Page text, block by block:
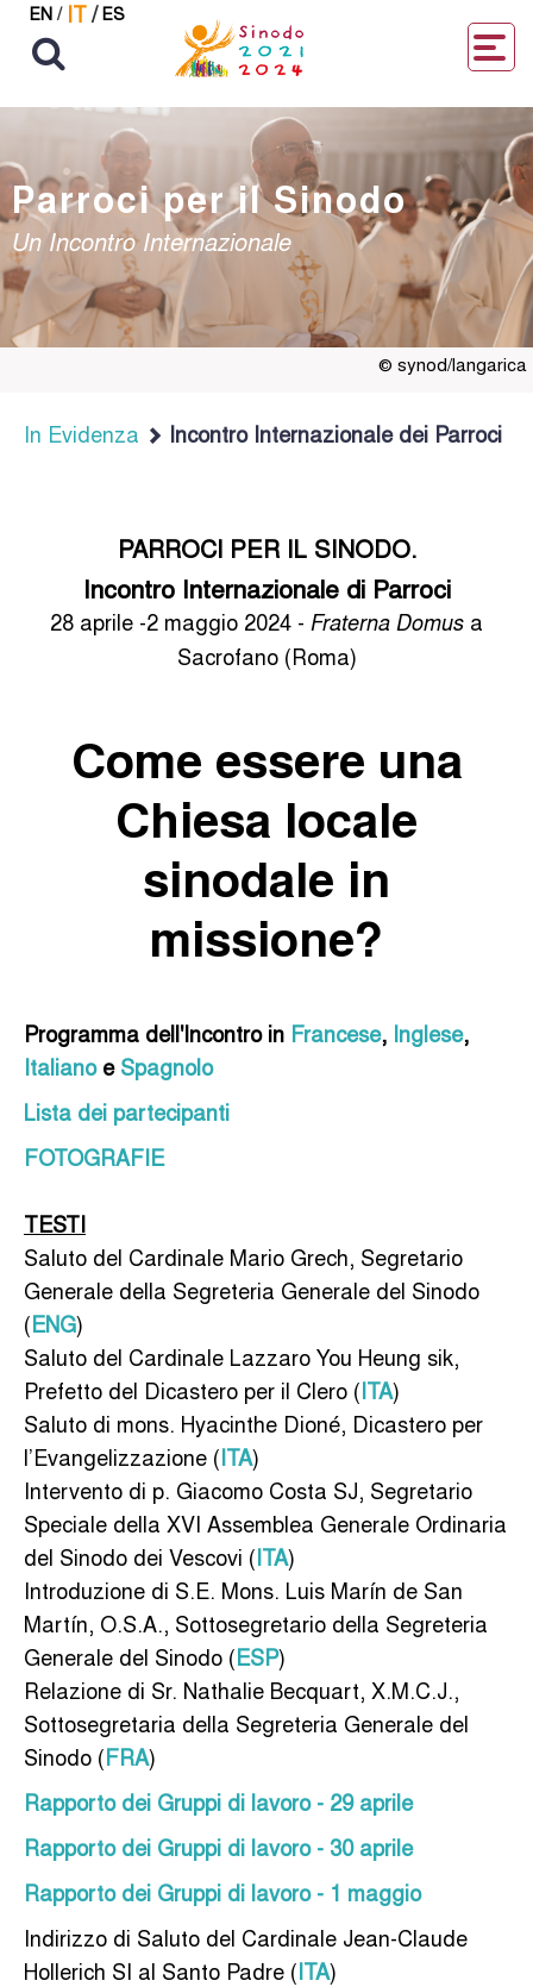
EN / IT/ ES
Parroci per il Sinodo
Un Incontro Internazionale
© synod/langarica
In Evidenza Incontro Internazionale dei Parroci
PARROCI PER IL SINODO.
Incontro Internazionale di Parroci
28 aprile -2 maggio 2024 - Fraterna Domus a
Sacrofano (Roma)
Come essere una
Chiesa locale
sinodale in
missione?
Programma dell'Incontro in Francese, Inglese,
ItalianoeSpagnolo
Lista dei partecipanti
FOTOGRAFIE
TESTI
Saluto del Cardinale Mario Grech, Segretario
Generale della Segreteria Generale del Sinodo
(ENG)
Saluto del Cardinale Lazzaro You Heung sik,
Prefetto del Dicastero per il Clero (ITA)
Saluto di mons. Hyacinthe Dioné, Dicastero per
l’Evangelizzazione (ITA)
Intervento di p. Giacomo Costa SJ, Segretario
Speciale della XVI Assemblea Generale Ordinaria
del Sinodo dei Vescovi (ITA)
Introduzione di S.E. Mons. Luis Marín de San
Martín, O.S.A., Sottosegretario della Segreteria
Generale del Sinodo (ESP)
Relazione di Sr. Nathalie Becquart, X.M.C.J.,
Sottosegretaria della Segreteria Generale del
Sinodo (FRA)
Rapporto dei Gruppi di lavoro - 29 aprile
Rapporto dei Gruppi di lavoro - 30 aprile
Rapporto dei Gruppi di lavoro - 1 maggio
Indirizzo di Saluto del Cardinale Jean-Claude
Hollerich SI al Santo Padre (ITA)